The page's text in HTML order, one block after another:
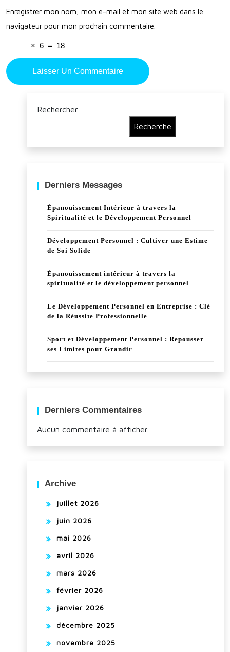
Enregistrer mon nom, mon e-mail et mon site web dans le
navigateur pour mon prochain commentaire.
× 6 = 18
Rechercher
Recherche
Derniers Messages
Épanouissement Intérieur à travers la
Spiritualité et le Développement Personnel
Développement Personnel : Cultiver une Estime
de Soi Solide
Épanouissement intérieur à travers la
spiritualité et le développement personnel
Le Développement Personnel en Entreprise : Clé
de la Réussite Professionnelle
Sport et Développement Personnel : Repousser
ses Limites pour Grandir
Derniers Commentaires
Aucun commentaire à afficher.
Archive
juillet 2026
juin 2026
mai 2026
avril 2026
mars 2026
février 2026
janvier 2026
décembre 2025
novembre 2025